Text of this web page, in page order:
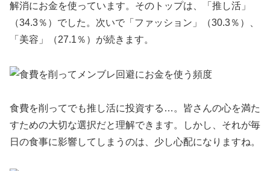
解消にお金を使っています。そのトップは、「推し活」
（34.3％）でした。次いで「ファッション」（30.3％）、
「美容」（27.1％）が続きます。
食費を削ってでも推し活に投資する…。皆さんの心を満た
すための大切な選択だと理解できます。しかし、それが毎
日の食事に影響してしまうのは、少し心配になりますね。